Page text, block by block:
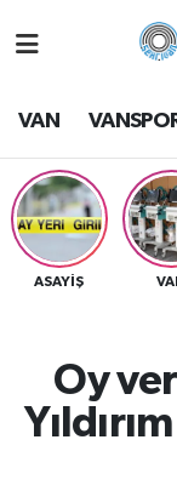
VAN
ASAYİŞ
Oy
Van Hava
VAN
Van Trafik
Süper Lig
Tüm
Son